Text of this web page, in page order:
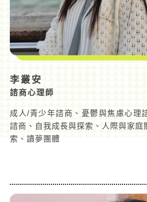
李叢安
諮商心理師
成人/青少年諮商、憂鬱與焦慮心理
諮商、自我成長與探索、人際與家庭
索、讀夢團體